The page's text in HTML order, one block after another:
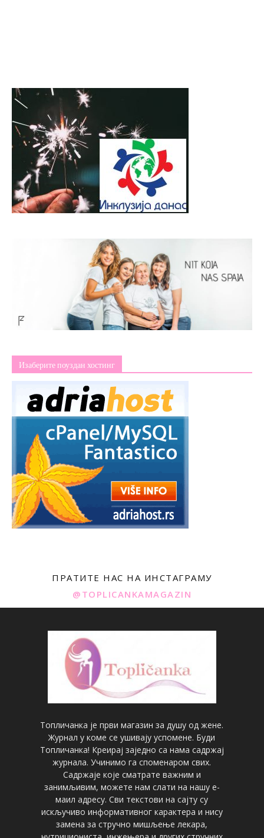
Изаберите поуздан хостинг
ПРАТИТЕ НАС НА ИНСТАГРАМУ
@TOPLICANKAMAGAZIN
Топличанка је први магазин за душу од жене.
Журнал у коме се ушивају успомене. Буди
Топличанка! Креирај заједно са нама садржај
журнала. Учинимо га споменаром свих.
Садржаје које сматрате важним и
занимљивим, можете нам слати на нашу е-
маил адресу. Сви текстови на сајту су
искључиво информативног карактера и нису
замена за стручно мишљење лекара,